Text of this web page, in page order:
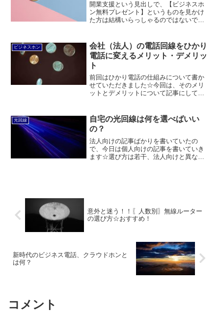
開業支援という見出しで、【ビジネスホ
ン無料プレゼント】というものを見かけ
た方は結構いらっしゃるのではないでし
きますよね！今回はそんな開業支援キャ
ンペーンの1つについて書いていきます☆
ビジネスホン
会社（法人）の電話回線をひかり
電話に変えるメリット・デメリッ
ト
前回はひかり電話の仕組みについて書か
せていただきました☆今回は、そのメリ
ットとデメリットについて記事にしてい
光回線
自宅の光回線は何を選べばいい
の？
法人向けの記事ばかりを書いていたの
で、今日は個人向けの記事を書いていき
ます☆選び方は若干、法人向けと異なり
意外と迷う！！〖人数別〗無線ルーター
の選び方☆おすすめ！
新時代のビジネス電話、クラウドホンと
は何？
コメント